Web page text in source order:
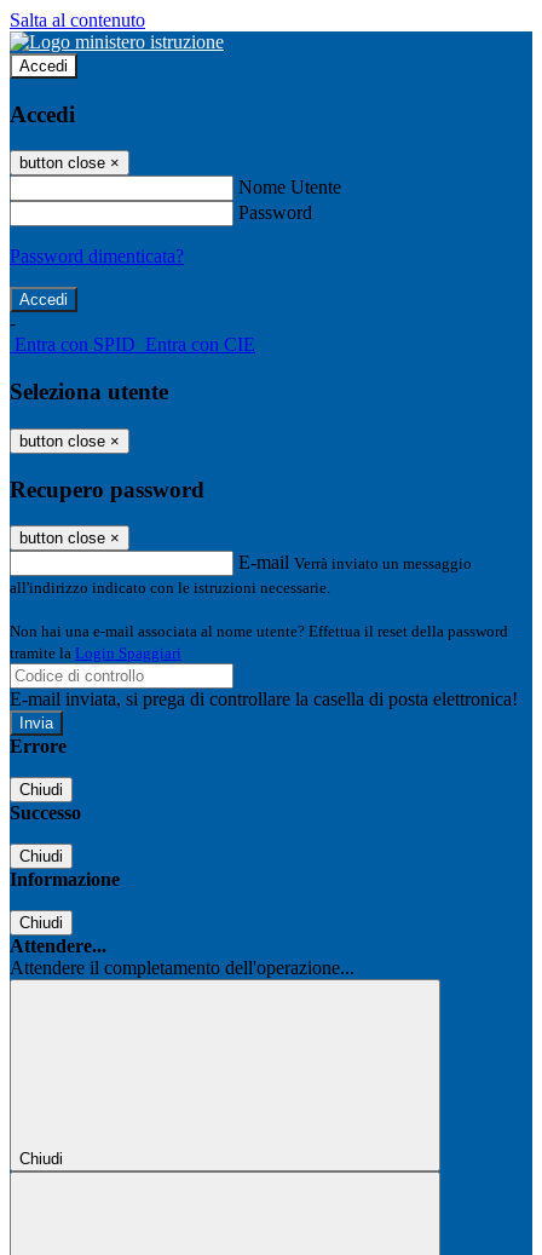
Salta al contenuto
Accedi
Accedi
button close ×
Nome Utente
Password
Password dimenticata?
-
Entra con SPID Entra con CIE
Seleziona utente
button close ×
Recupero password
button close ×
E-mail Verrà inviato un messaggio
all'indirizzo indicato con le istruzioni necessarie.
Non hai una e-mail associata al nome utente? Effettua il reset della password
tramite la Login Spaggiari
E-mail inviata, si prega di controllare la casella di posta elettronica!
Errore
Chiudi
Successo
Chiudi
Informazione
Chiudi
Attendere...
Attendere il completamento dell'operazione...
Chiudi